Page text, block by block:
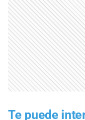
Te puede